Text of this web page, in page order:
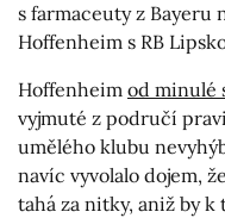
s farmaceuty z Bayeru
Hoffenheim s RB
Hoffenheim od minulé
vyjmuté z područí
umělého klubu
navíc vyvolalo dojem,
tahá za nitky, aniž by